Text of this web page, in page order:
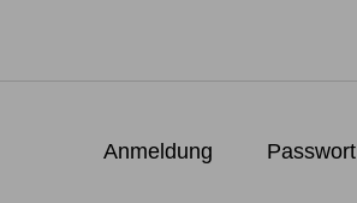
Anmeldung Passwort